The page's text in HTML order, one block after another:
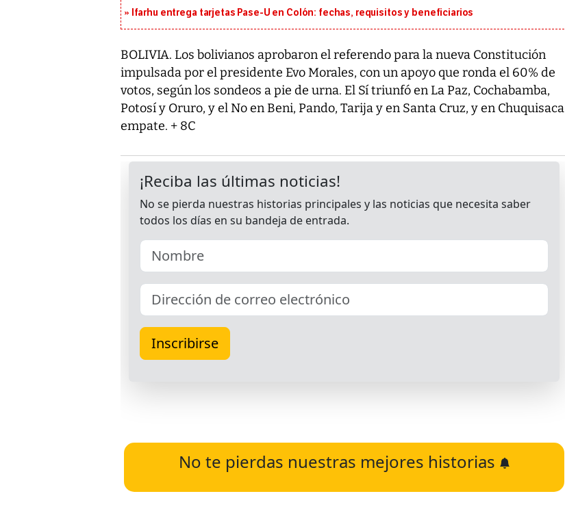
Ifarhu entrega tarjetas Pase-U en Colón: fechas, requisitos y beneficiarios
BOLIVIA. Los bolivianos aprobaron el referendo para la nueva Constitución
impulsada por el presidente Evo Morales, con un apoyo que ronda el 60% de
votos, según los sondeos a pie de urna. El Sí triunfó en La Paz, Cochabamba,
Potosí y Oruro, y el No en Beni, Pando, Tarija y en Santa Cruz, y en Chuquisaca
empate. + 8C
No te pierdas nuestras mejores historias